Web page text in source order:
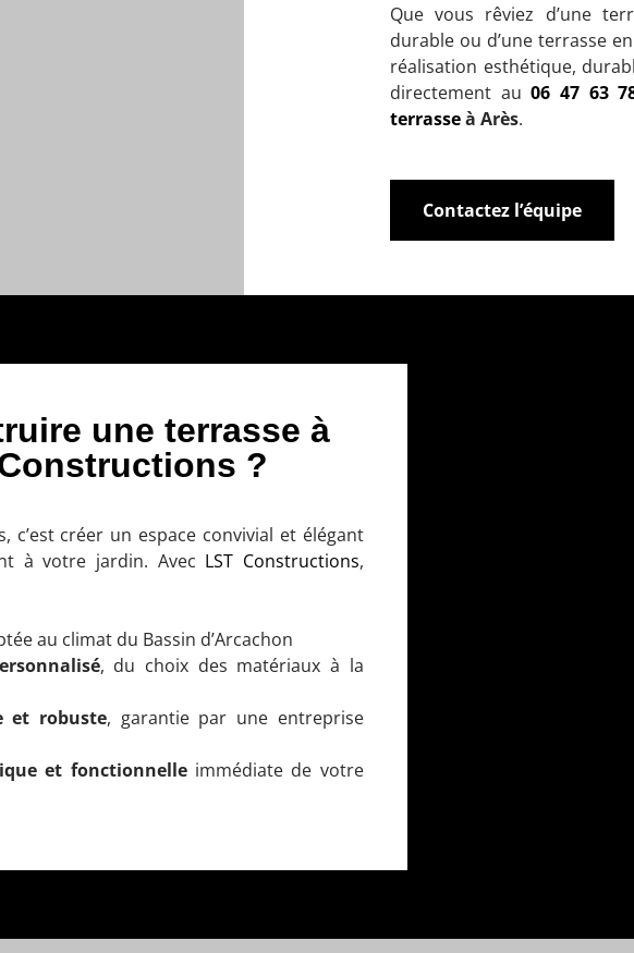
Que vous rêviez d’une
durable ou d’une terrasse
réalisation esthétique,
directement au06 47 63
terrasseà Arès.
Contactez l’équipe
une terrasse à
?
c’est créer un espace convivial et élégant
à votre jardin. Avec LST Constructions,
au climat du Bassin d’Arcachon
, du choix des matériaux à la
et robuste, garantie par une entreprise
et fonctionnelleimmédiate de votre